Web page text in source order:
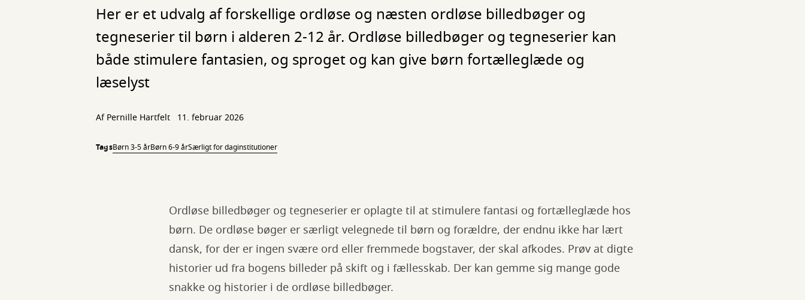
Her er et udvalg af forskellige ordløse og næsten ordløse billedbøger og
tegneserier til børn i alderen 2-12 år. Ordløse billedbøger og tegneserier kan
både stimulere fantasien, og sproget og kan give børn fortælleglæde og
læselyst
AfPernille Hartfelt 11. februar 2026
TagsBørn 3-5 årBørn 6-9 årSærligt for daginstitutioner
Ordløse billedbøger og tegneserier er oplagte til at stimulere fantasi og fortælleglæde hos
børn. De ordløse bøger er særligt velegnede til børn og forældre, der endnu ikke har lært
dansk, for der er ingen svære ord eller fremmede bogstaver, der skal afkodes. Prøv at digte
historier ud fra bogens billeder på skift og i fællesskab. Der kan gemme sig mange gode
snakke og historier i de ordløse billedbøger.